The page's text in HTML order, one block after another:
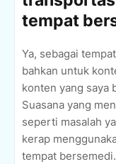
tempat
Ya, sebagai
bahkan untuk
konten yang saya
Suasana yang
seperti masalah
kerap
tempat